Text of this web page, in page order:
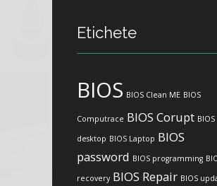
Etichete
BIOS BIOS Clean ME BIOS
Computrace BIOS Corupt BIOS
desktop BIOS Laptop BIOS
password BIOS programming
recovery BIOS Repair BIOS